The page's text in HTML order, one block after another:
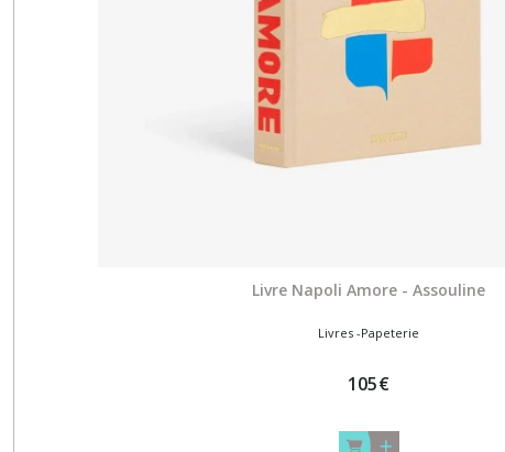
Livre Napoli Amore - Assouline
Livres -Papeterie
105€